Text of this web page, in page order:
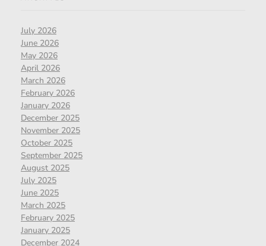
July 2026
June 2026
May 2026
April 2026
March 2026
February 2026
January 2026
December 2025
November 2025
October 2025
September 2025
August 2025
July 2025
June 2025
March 2025
February 2025
January 2025
December 2024